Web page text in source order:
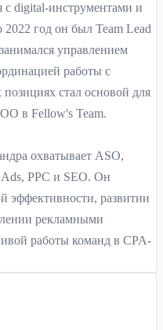
с digital-инструментами и
год он был Team Lead
управлением
работы с
стал основой для
в Fellow's Team.
охватывает ASO,
PPC и SEO. Он
эффективности, развитии
рекламными
работы команд в CPA-